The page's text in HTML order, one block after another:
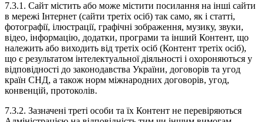
7.3.1. Сайт містить або може містити посилання на інші сайти
в мережі Інтернет (сайти третіх осіб) так само, як і статті,
фотографії, ілюстрації, графічні зображення, музику, звуки,
відео, інформацію, додатки, програми та інший Контент, що
належить або виходить від третіх осіб (Контент третіх осіб),
що є результатом інтелектуальної діяльності і охороняються у
відповідності до законодавства України, договорів та угод
країн СНД, а також норм міжнародних договорів, угод,
конвенцій, протоколів.
7.3.2. Зазначені треті особи та їх Контент не перевіряються